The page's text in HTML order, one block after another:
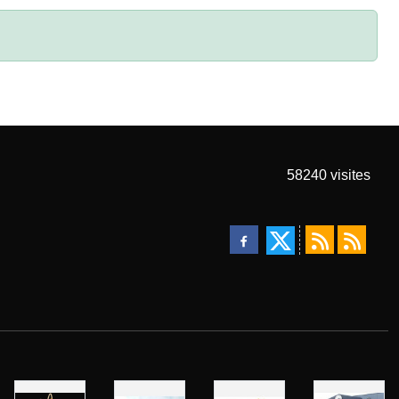
58240 visites